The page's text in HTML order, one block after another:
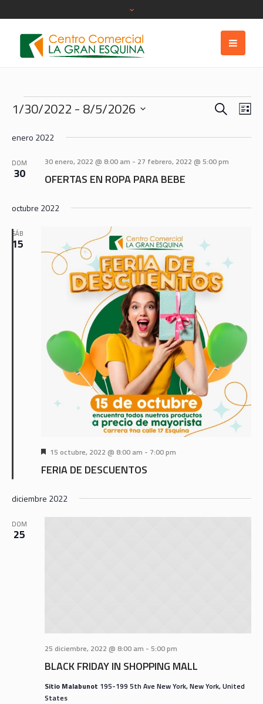
Eventos
Y
BUSCAR
1/30/2022 - 8/5/2026
fecha.
enero 2022
DOM
30 OFERTAS EN ROPA PARA BEBE
30 enero, 2022 @ 8:00 am - 27 febrero, 2022 @ 5:00 pm
octubre 2022
SÁB
15
FERIA DE DESCUENTOS
Destacado
15 octubre, 2022 @ 8:00 am - 7:00 pm
diciembre 2022
DOM
25
BLACK FRIDAY IN SHOPPING MALL
25 diciembre, 2022 @ 8:00 am - 5:00 pm
Sitio Malabunot 195-199 5th Ave New York, New York, United
States